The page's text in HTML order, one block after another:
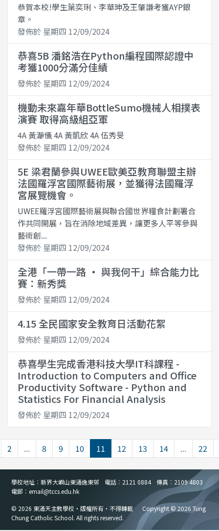
恭賀本校!學生葉奕琍、李華珅及王肇謙考獲AYP銀
章。
發佈於 星期四 12/09/2024
恭喜5B 潘銘浩在Python編程國際認證中
考獲1000分滿分佳績
發佈於 星期四 12/09/2024
機動未來嘉年華BottleSumo機械人相撲表
演賽 取得高級組亞軍
4A 黃瀞儀 4A 黃凱欣 4A 伍秀旻
發佈於 星期四 12/09/2024
5E 梁君蘭參與UWEE歐美亞教育聯盟主辦
法國羅浮宮國際藝術展，並獲得法國羅浮
宮展覽機會。
UWEE羅浮宮國際藝術展與聯合國世界糧食計劃署合
作共同開展，旨在消除地域差異，讓更多人平等參與
藝術創...
發佈於 星期四 12/09/2024
全港「一帶一路 · 與我何干」綜合能力比
賽：新秀獎
發佈於 星期四 12/09/2024
4.15 全民國家安全教育日活動花絮
發佈於 星期四 12/09/2024
恭喜學生完成香港科技大學IT科課程 -
Introduction to Computers and Office
Productivity Software - Python and
Statistics For Financial Analysis
發佈於 星期四 12/09/2024
2 ... 8 9 10 11 12 13 14 ... 22
學校地址︰新界大嶼山東涌逸東邨 電話︰2121 0884
傳真︰2109 4803
電郵︰email@tccs.edu.hk
© 2026 東涌天主教學校・版權所有・不得轉載
Copyright © 2026 Tung
Chung Catholic School. All rights reserved.